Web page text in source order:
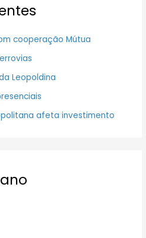
cooperação Mútua
Leopoldina
afeta investimento